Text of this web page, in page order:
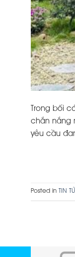
Trong bối
chắn nắng
yêu cầu
Posted in TIN